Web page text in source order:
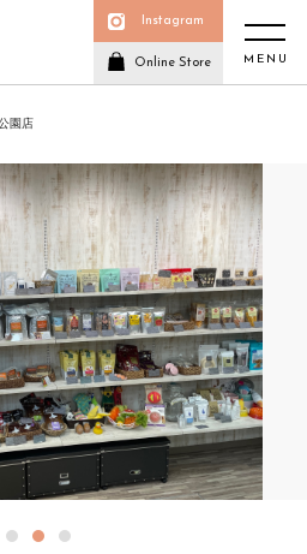
Instagram
Online Store MENU
園店